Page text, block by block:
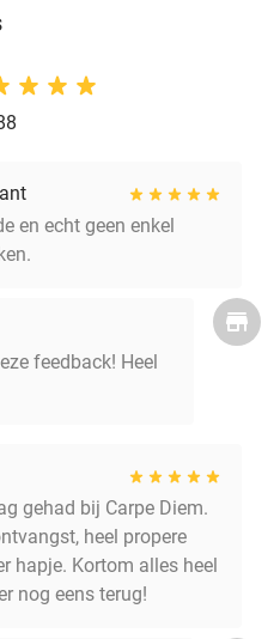
en echt geen enkel
feedback! Heel
gehad bij Carpe Diem.
heel propere
hapje. Kortom alles heel
nog eens terug!